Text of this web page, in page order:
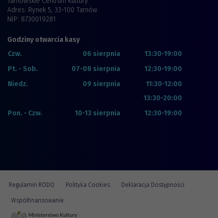
Adres: Rynek 5, 33-100 Tarnów
NIP: 8730019281
Godziny otwarcia kasy
Czw.
06 sierpnia
13:30-19:00
Pt. - Sob.
07-08 sierpnia
12:30-19:00
Niedz.
09 sierpnia
11:30-12:00
13:30-20:00
Pon. - Czw.
10-13 sierpnia 12:30-19:00
Regulamin RODO Polityka Cookies Deklaracja Dostępności
Wspólfinansowanie: